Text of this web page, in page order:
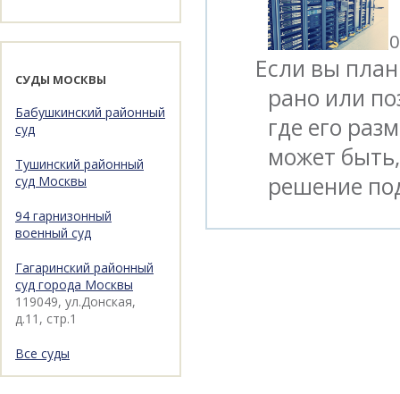
Если вы
рано или
где его
может
решение
СУДЫ МОСКВЫ
Бабушкинский районный
суд
Тушинский районный
суд Москвы
94 гарнизонный
военный суд
Гагаринский районный
суд города Москвы
119049, ул.Донская,
д.11, стр.1
Все суды